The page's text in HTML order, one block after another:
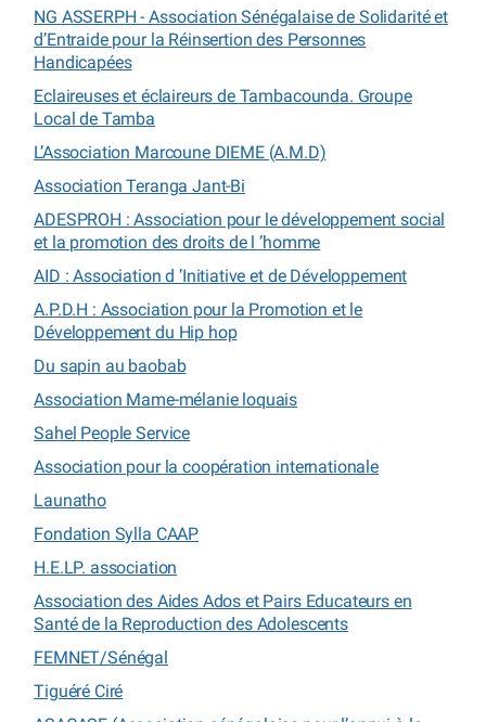
NG ASSERPH - Association Sénégalaise de Solidarité et
d’Entraide pour la Réinsertion des Personnes
Handicapées
Eclaireuses et éclaireurs de Tambacounda. Groupe
Local de Tamba
L’Association Marcoune DIEME (A.M.D)
Association Teranga Jant-Bi
ADESPROH : Association pour le développement social
et la promotion des droits de l ’homme
AID : Association d ’Initiative et de Développement
A.P.D.H : Association pour la Promotion et le
Développement du Hip hop
Du sapin au baobab
Association Mame-mélanie loquais
Sahel People Service
Association pour la coopération internationale
Launatho
Fondation Sylla CAAP
H.E.LP. association
Association des Aides Ados et Pairs Educateurs en
Santé de la Reproduction des Adolescents
FEMNET/Sénégal
Tiguéré Ciré